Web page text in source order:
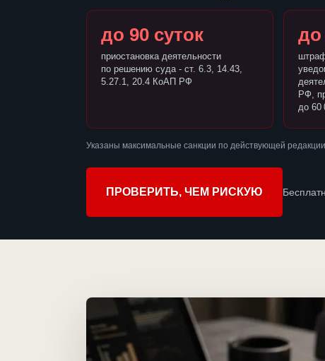
до 90 суток
приостановка деятельности
по решению суда - ст. 6.3, 14.43,
5.27.1, 20.4 КоАП РФ
до
РФ,
до 60
Указаны максимальные санкции по действующей
ПРОВЕРИТЬ, ЧЕМ РИСКУЮ